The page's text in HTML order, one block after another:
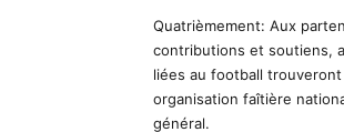
Quatrièmement: Aux
contributions et soutiens,
liées au football
organisation faîtière
général.